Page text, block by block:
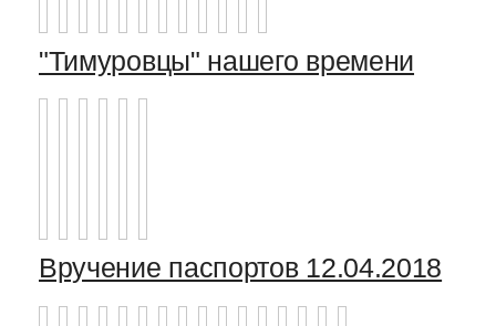
"Тимуровцы" нашего времени
Вручение паспортов 12.04.2018